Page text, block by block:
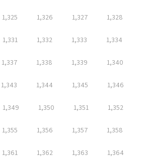
1,325 1,326 1,327 1,328
1,331 1,332 1,333 1,334
1,337 1,338 1,339 1,340
1,343 1,344 1,345 1,346
1,349 1,350 1,351 1,352
1,355 1,356 1,357 1,358
1,361 1,362 1,363 1,364